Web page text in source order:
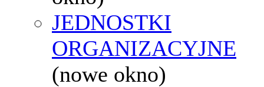
JEDNOSTKI
ORGANIZACYJNE
(nowe okno)